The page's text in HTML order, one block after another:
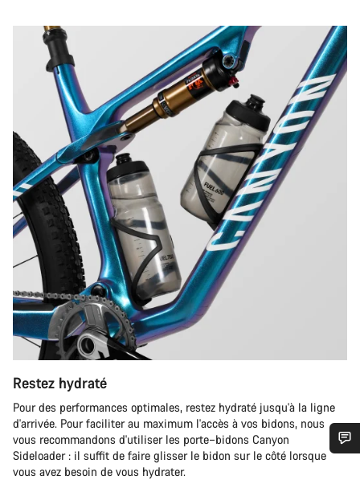
Restez hydraté
Pour des performances optimales, restez hydraté jusqu'à la ligne
d'arrivée. Pour faciliter au maximum l'accès à vos bidons, nous
vous recommandons d'utiliser les porte–bidons Canyon
Sideloader : il suffit de faire glisser le bidon sur le côté lorsque
vous avez besoin de vous hydrater.
Besoin d’aide ?